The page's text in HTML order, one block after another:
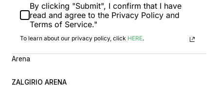
By clicking "Submit", I confirm that I have
read and agree to the Privacy Policy and
Terms of Service."
To learn about our privacy policy, click HERE.
Arena
ZALGIRIO ARENA